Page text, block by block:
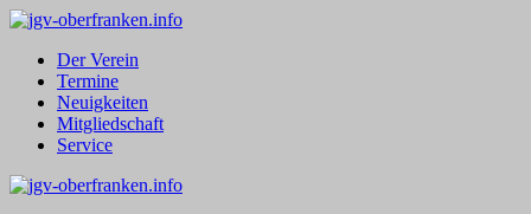
Zum
springenDer Verein
Termine
Neuigkeiten
Mitgliedschaft
Service